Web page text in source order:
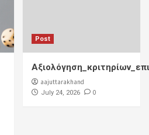
Post
aajuttarakhand
July 24, 2026 0